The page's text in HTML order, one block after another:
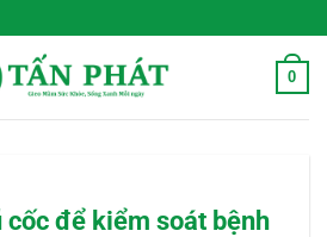
0
cốc để kiểm soát bệnh